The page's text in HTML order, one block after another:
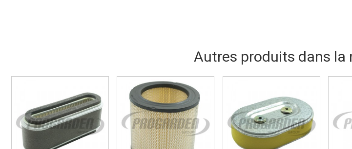
Autres produits dans la